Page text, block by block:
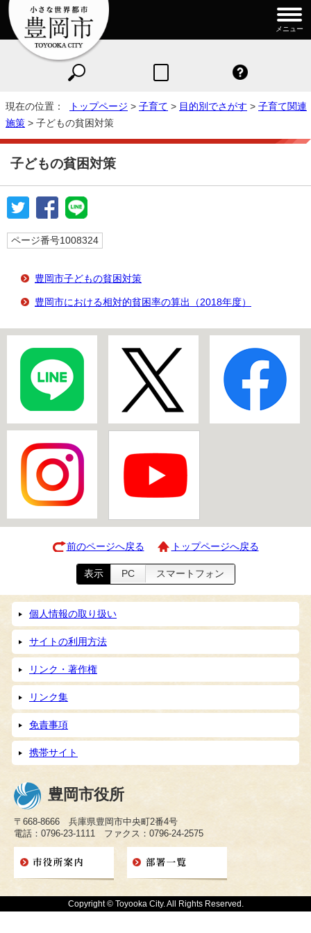
メニュー
現在の位置： トップページ > 子育て > 目的別でさがす > 子育て関連
施策 > 子どもの貧困対策
子どもの貧困対策
ページ番号1008324
豊岡市子どもの貧困対策
豊岡市における相対的貧困率の算出（2018年度）
前のページへ戻る トップページへ戻る
表示 PC スマートフォン
個人情報の取り扱い
サイトの利用方法
リンク・著作権
リンク集
免責事項
携帯サイト
豊岡市役所
〒668-8666 兵庫県豊岡市中央町2番4号
電話：0796-23-1111 ファクス：0796-24-2575
Copyright © Toyooka City. All Rights Reserved.